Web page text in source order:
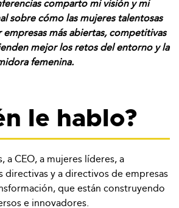
comparto mi visión y mi
sobre cómo las mujeres talentosas
más abiertas, competitivas
mejor los retos del entorno y la
femenina.
le hablo?
CEO, a mujeres líderes, a
directivas y a directivos de empresas
que están construyendo
e innovadores.